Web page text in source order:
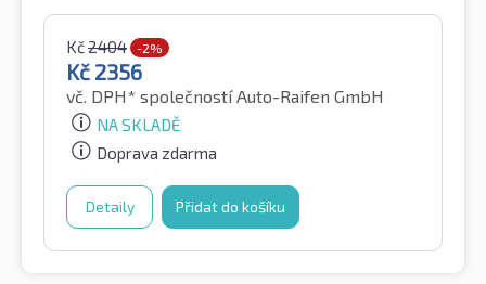
Kč2404 -2%
Kč 2356
vč. DPH* společností Auto-Raifen GmbH
NA SKLADĚ
Doprava zdarma
Detaily Přidat do košíku